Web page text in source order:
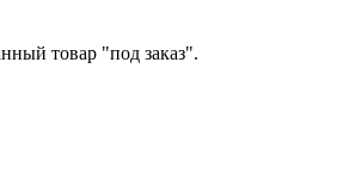
товар "под заказ".